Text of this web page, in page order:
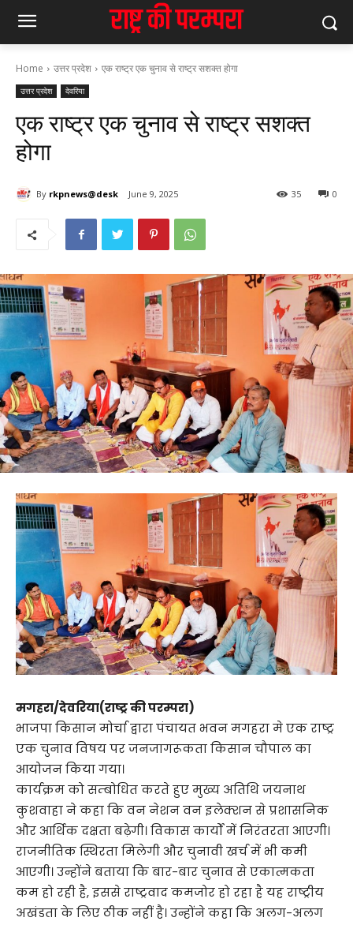
Home उत्तर प्रदेश एक राष्ट्र एक चुनाव से राष्ट्र सशक्त होगा
उत्तर प्रदेश देवरिया
एक राष्ट्र एक चुनाव से राष्ट्र सशक्त
होगा
By rkpnews@desk June 9, 2025 0
35
मगहरा/देवरिया(राष्ट्र की परम्परा)
भाजपा किसान मोर्चा द्वारा पंचायत भवन मगहरा मे एक राष्ट्र
एक चुनाव विषय पर जनजागरूकता किसान चौपाल का
आयोजन किया गया।
कार्यक्रम को सम्बोधित करते हुए मुख्य अतिथि जयनाथ
कुशवाहा ने कहा कि वन नेशन वन इलेक्शन से प्रशासनिक
और आर्थिक दक्षता बढ़ेगी। विकास कार्यों में निरंतरता आएगी।
राजनीतिक स्थिरता मिलेगी और चुनावी खर्च में भी कमी
आएगी। उन्होंने बताया कि बार-बार चुनाव से एकात्मकता
कम हो रही है, इससे राष्ट्रवाद कमजोर हो रहा है यह राष्ट्रीय
अखंडता के लिए ठीक नहीं है। उन्होंने कहा कि अलग-अलग